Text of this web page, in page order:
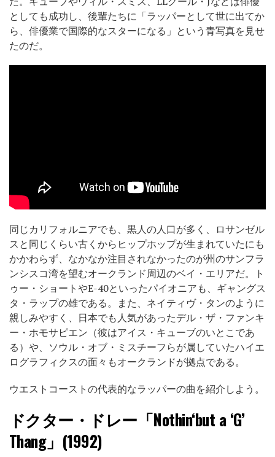
としても成功し、後輩たちに「ラッパーとして世に出てか
ら、俳優業で国際的なスターになる」という青写真を見せ
たのだ。
同じカリフォルニアでも、黒人の人口が多く、ロサンゼル
スと同じくらい古くからヒップホップが生まれていたにも
かかわらず、なかなか注目されなかったのが州のサンフラ
ンシスコ湾を望むオークランド周辺のベイ・エリアだ。ト
ゥー・ショートやE-40といったパイオニアも、ギャングス
タ・ラップの雄である。また、ネイティヴ・タンのように
親しみやすく、日本でも人気があったデル・ザ・ファンキ
ー・ホモサピエン（彼はアイス・キューブのいとこであ
る）や、ソウル・オブ・ミスチーフらが属していたハイエ
ログラフィクスの面々もオークランドが拠点である。
ウエストコーストの代表的なラッパーの曲を紹介しよう。
ドクター・ドレー「Nothin‘but a ‘G’
Thang」(1992)